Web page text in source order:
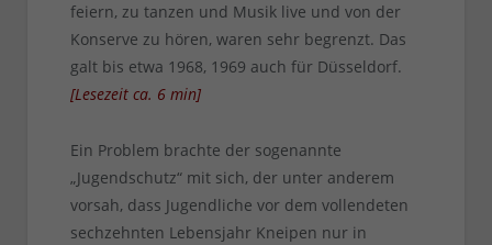
feiern, zu tanzen und Musik live und von der
Konserve zu hören, waren sehr begrenzt. Das
galt bis etwa 1968, 1969 auch für Düsseldorf.
[Lesezeit ca. 6 min]
Ein Problem brachte der sogenannte
„Jugendschutz“ mit sich, der unter anderem
vorsah, dass Jugendliche vor dem vollendeten
sechzehnten Lebensjahr Kneipen nur in